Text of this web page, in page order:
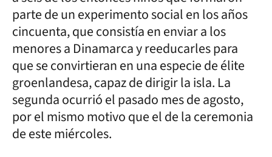
parte de un experimento social en los años
cincuenta, que consistía en enviar a los
menores a Dinamarca y reeducarles para
que se convirtieran en una especie de élite
groenlandesa, capaz de dirigir la isla. La
segunda ocurrió el pasado mes de agosto,
por el mismo motivo que el de la ceremonia
de este miércoles.